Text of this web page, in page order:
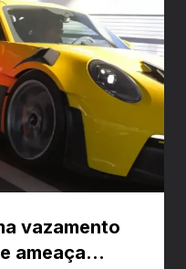
vazamento
ameaça